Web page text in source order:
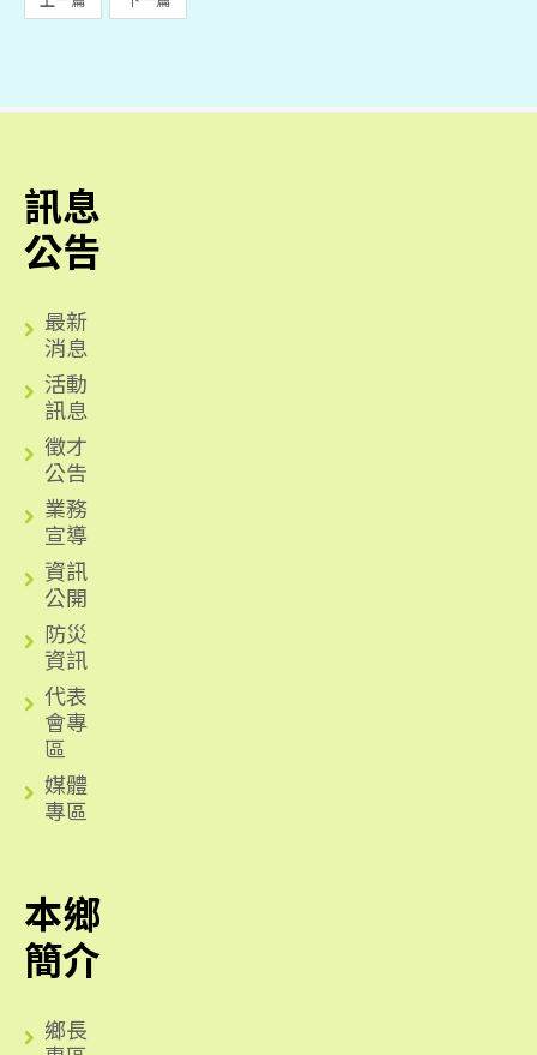
訊息
公告
最新
消息
活動
訊息
徵才
公告
業務
宣導
資訊
公開
防災
資訊
代表
會專
區
媒體
專區
本鄉
簡介
鄉長